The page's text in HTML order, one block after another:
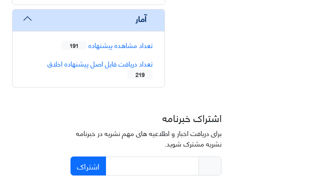
آمار
تعداد مشاهده پیشنهاده 191
تعداد دریافت فایل اصل پیشنهاده اخلاق
219
اشتراک خبرنامه
برای دریافت اخبار و اطلاعیه های مهم نشریه در خبرنامه
نشریه مشترک شوید.
اشتراک